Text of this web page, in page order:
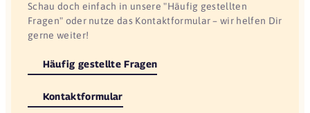
Schau doch einfach in unsere "Häufig gestellten
Fragen" oder nutze das Kontaktformular – wir helfen Dir
gerne weiter!
Häufig gestellte Fragen
Kontaktformular